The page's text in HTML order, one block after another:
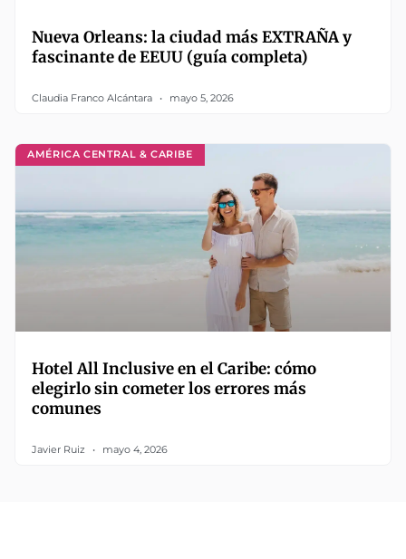
Nueva Orleans: la ciudad más EXTRAÑA y
fascinante de EEUU (guía completa)
Claudia Franco Alcántara mayo 5, 2026
AMÉRICA CENTRAL & CARIBE
Hotel All Inclusive en el Caribe: cómo
elegirlo sin cometer los errores más
comunes
Javier Ruiz mayo 4, 2026